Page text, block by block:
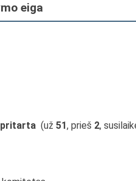
eiga
pritarta (už 51, prieš 2,